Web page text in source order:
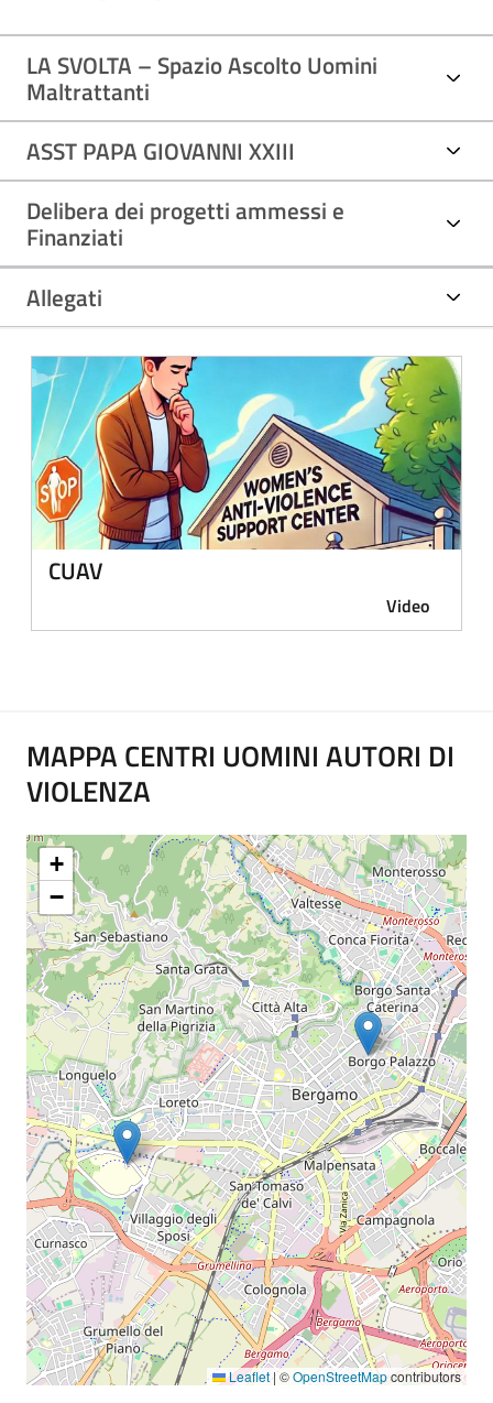
LA SVOLTA – Spazio Ascolto Uomini
Maltrattanti
ASST PAPA GIOVANNI XXIII
Delibera dei progetti ammessi e
Finanziati
Allegati
CUAV
Video
MAPPA CENTRI UOMINI AUTORI DI
VIOLENZA
+
−
Leaflet |©OpenStreetMapcontributors